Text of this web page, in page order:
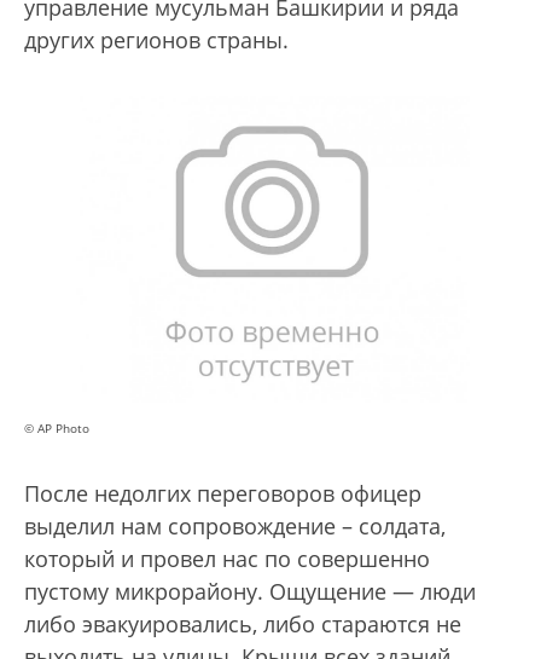
управление мусульман Башкирии и ряда
других регионов страны.
© AP Photo
После недолгих переговоров офицер
выделил нам сопровождение – солдата,
который и провел нас по совершенно
пустому микрорайону. Ощущение — люди
либо эвакуировались, либо стараются не